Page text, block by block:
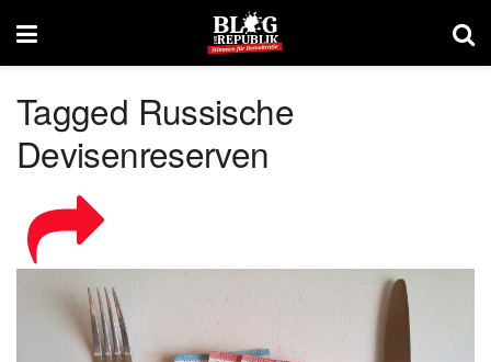
Tagged Russische
Devisenreserven